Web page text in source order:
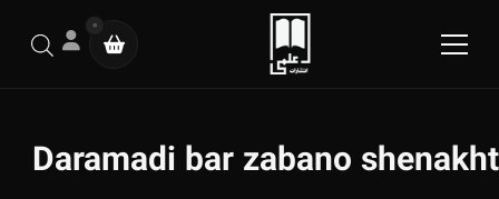
0
Daramadi bar zabano shenakht